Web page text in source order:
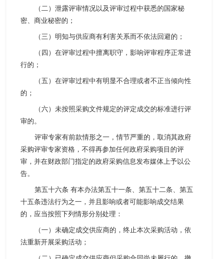
（二）泄露评审情况以及评审过程中获悉的国家秘
密、商业秘密的；
（三）明知与供应商有利害关系而不依法回避的；
（四）在评审过程中擅离职守，影响评审程序正常进
行的；
（五）在评审过程中有明显不合理或者不正当倾向性
的；
（六）未按照采购文件规定的评定成交的标准进行评
审的。
评审专家有前款情形之一，情节严重的，取消其政府
采购评审专家资格，不得再参加任何政府采购项目的评
审，并在财政部门指定的政府采购信息发布媒体上予以公
告。
第五十六条 有本办法第五十一条、第五十二条、第五
十五条违法行为之一，并且影响或者可能影响成交结果
的，应当按照下列情形分别处理：
（一）未确定成交供应商的，终止本次采购活动，依
法重新开展采购活动；